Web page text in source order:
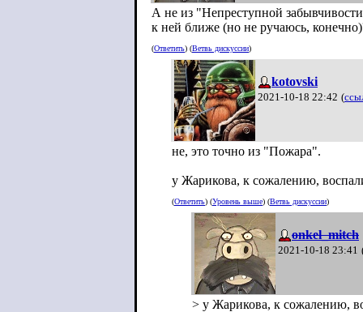
А не из "Непреступной
к ней ближе (но не ручаюсь,
(Ответить) (Ветвь дискуссии)
kotovski
2021-10-18 22:42 (
не, это точно из "Пожара".
у Жарикова, к сожалению,
(Ответить) (Уровень выше) (Ветвь дискуссии)
onkel_mitch
2021-10-18 23:41
> у Жарикова, к сожалению,